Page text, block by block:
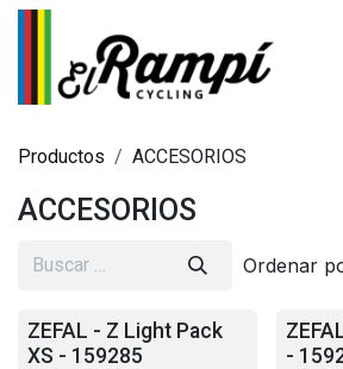
Ir al contenido
Productos ACCESORIOS
ACCESORIOS
Ordenar
ZEFAL - Z Light Pack
XS - 159285
-